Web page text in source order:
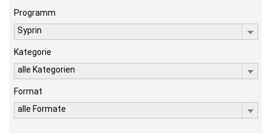
Programm
Syprin
Kategorie
alle Kategorien
Format
alle Formate